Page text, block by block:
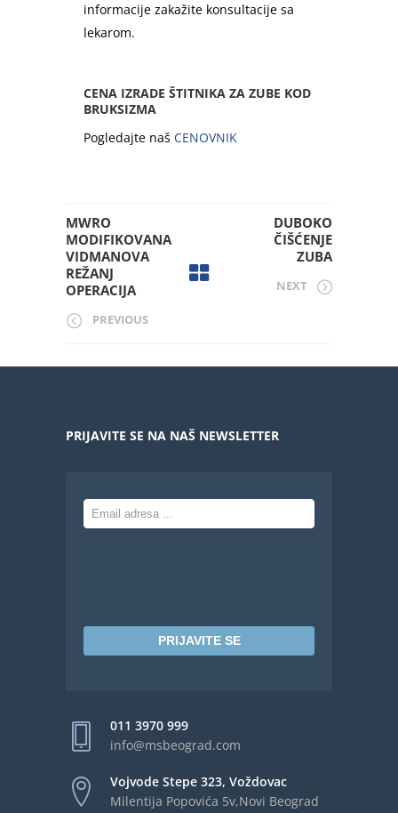
informacije zakažite konsultacije sa
lekarom.
CENA IZRADE ŠTITNIKA ZA ZUBE KOD
BRUKSIZMA
Pogledajte naš CENOVNIK
MWRO
MODIFIKOVANA
VIDMANOVA
REŽANJ
OPERACIJA
PREVIOUS
DUBOKO
ČIŠĆENJE
ZUBA
NEXT
PRIJAVITE SE NA NAŠ NEWSLETTER
PRIJAVITE SE
011 3970 999
info@msbeograd.com
Vojvode Stepe 323, Voždovac
Milentija Popovića 5v,Novi Beograd